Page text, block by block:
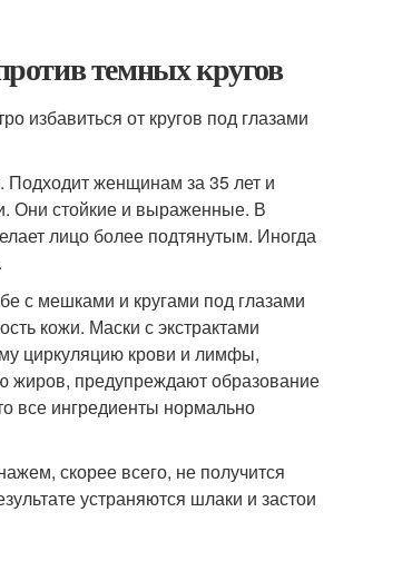
темных кругов
избавиться от кругов под глазами
Подходит женщинам за 35 лет и
Они стойкие и выраженные. В
лицо более подтянутым. Иногда
с мешками и кругами под глазами
кожи. Маски с экстрактами
циркуляцию крови и лимфы,
жиров, предупреждают образование
все ингредиенты нормально
скорее всего, не получится
устраняются шлаки и застои